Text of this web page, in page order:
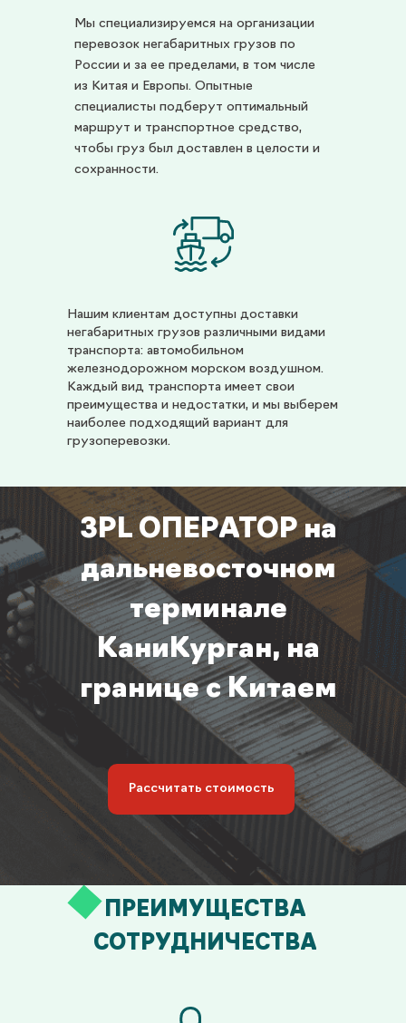
Мы специализируемся на организации
перевозок негабаритных грузов по
России и за ее пределами, в том числе
из Китая и Европы. Опытные
специалисты подберут оптимальный
маршрут и транспортное средство,
чтобы груз был доставлен в целости и
сохранности.
Нашим клиентам доступны доставки
негабаритных грузов различными видами
транспорта: автомобильном
железнодорожном морском воздушном.
Каждый вид транспорта имеет свои
преимущества и недостатки, и мы выберем
наиболее подходящий вариант для
грузоперевозки.
3PL ОПЕРАТОР на
дальневосточном
терминале
КаниКурган, на
границе с Китаем
Рассчитать стоимость
ПРЕИМУЩЕСТВА
СОТРУДНИЧЕСТВА